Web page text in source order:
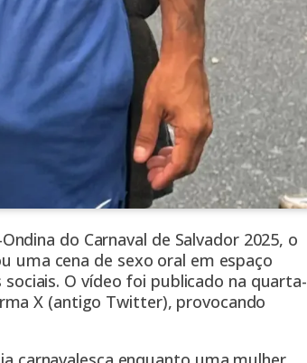
do Carnaval de Salvador 2025, o
uma cena de sexo oral em espaço
O vídeo foi publicado na quarta-
X (antigo Twitter), provocando